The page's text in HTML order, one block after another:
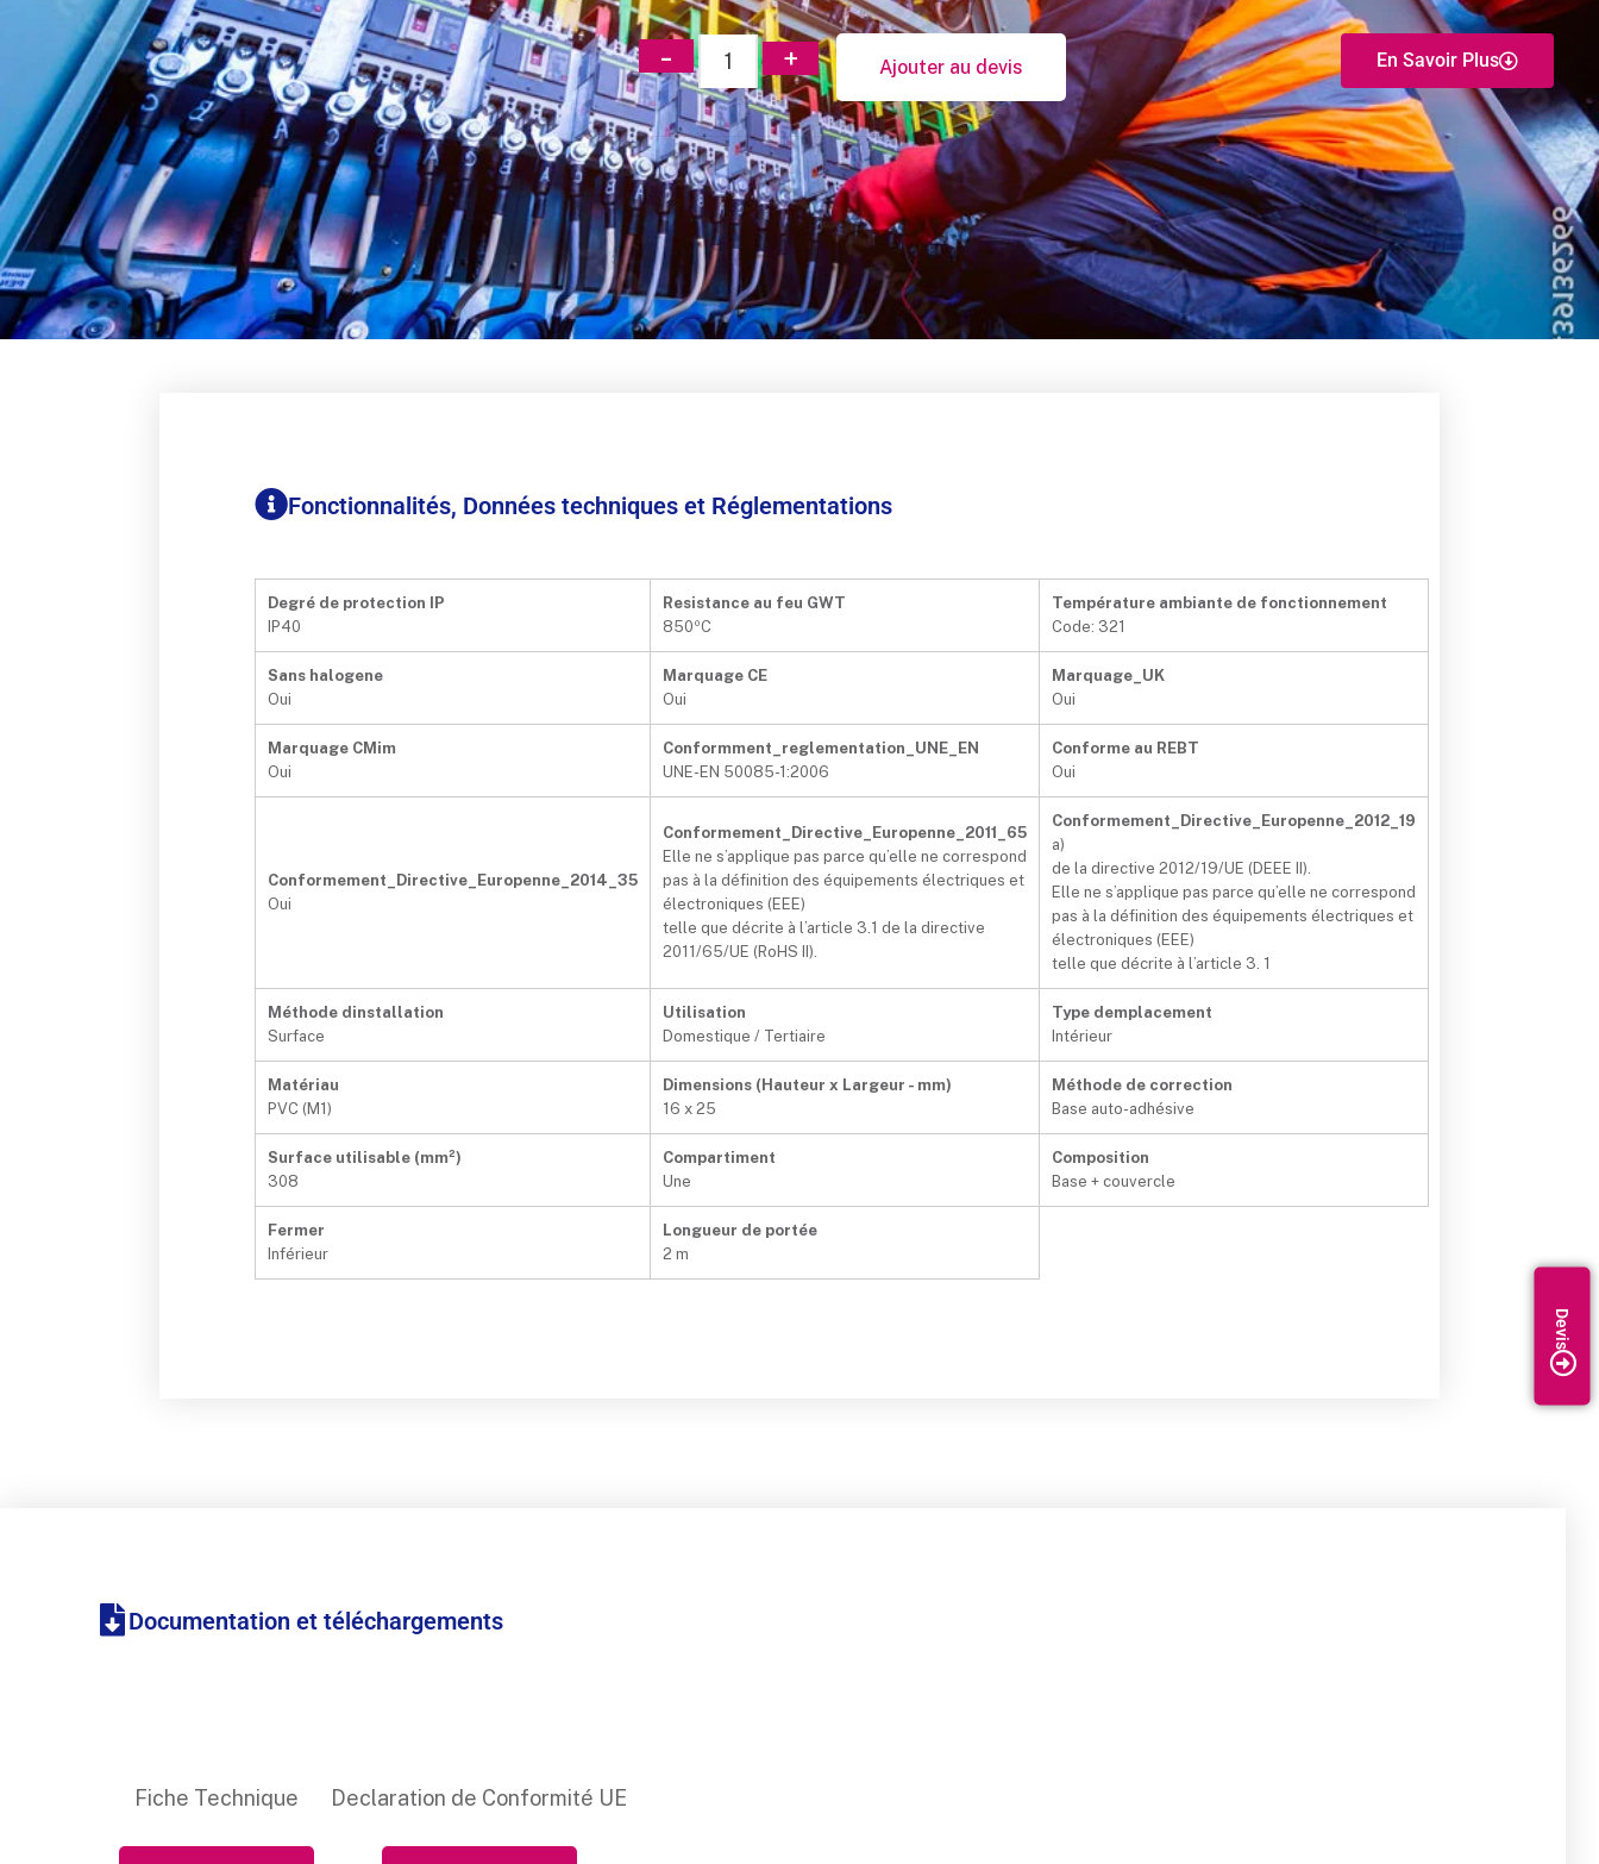
Ajouter au devis En Savoir Plus
Fonctionnalités, Données techniques et Réglementations
Degré de protection IP
IP40
Resistance au feu GWT
850ºC
Température ambiante de fonctionnement
Code: 321
Sans halogene
Oui
Marquage CE
Oui
Marquage_UK
Oui
Marquage CMim
Oui
Conformment_reglementation_UNE_EN
UNE-EN 50085-1:2006
Conforme au REBT
Oui
Conformement_Directive_Europenne_2014_35
Oui
Conformement_Directive_Europenne_2011_65
Elle ne s’applique pas parce qu’elle ne correspond
pas à la définition des équipements électriques et
électroniques (EEE)
telle que décrite à l’article 3.1 de la directive
2011/65/UE (RoHS II).
Conformement_Directive_Europenne_2012_19
a)
de la directive 2012/19/UE (DEEE II).
Elle ne s’applique pas parce qu’elle ne correspond
pas à la définition des équipements électriques et
électroniques (EEE)
telle que décrite à l’article 3. 1
Méthode dinstallation
Surface
Utilisation
Domestique / Tertiaire
Type demplacement
Intérieur
Matériau
PVC (M1)
Dimensions (Hauteur x Largeur - mm)
16 x 25
Méthode de correction
Base auto-adhésive
Surface utilisable (mm²)
308
Compartiment
Une
Composition
Base + couvercle
Fermer
Inférieur
Longueur de portée
2 m
Documentation et téléchargements
Fiche Technique Declaration de Conformité UE